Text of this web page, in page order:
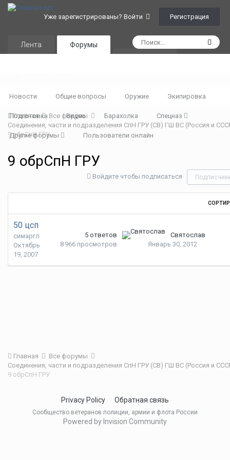
Уже зарегистрированы? Войти Регистрация
Лента Форумы
Новости Общие вопросы Оружие Экипировка
Подготовка Видео Барахолка Спецназ
Другие форумы Пользователи онлайн
Главная
Все форумы
Соединения, части и подразделения СпН ГРУ (СВ) ГШ ВС (Россия и
9 обрСпН ГРУ
9 обрСпН ГРУ
Войдите чтобы подписаться
50 цсп
симаргл
Октябрь
19, 2007
5 ответов
8 966 просмотров
Святослав
Январь 30, 2012
Главная
Все форумы
Соединения, части и подразделения СпН ГРУ (СВ) ГШ ВС (Россия и
9 обрСпН ГРУ
Privacy Policy Обратная связь
Сообщество ветеранов полиции, армии и флота России
Powered by Invision Community